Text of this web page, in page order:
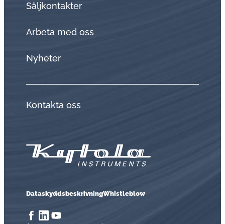
Sälj­kon­tak­ter
Arbeta med oss
Nyheter
Kontakta oss
DataskyddsbeskrivningWhistleblow